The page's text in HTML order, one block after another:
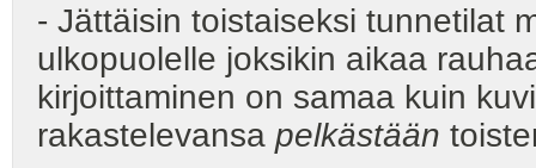
- Jättäisin toistaiseksi tunnetilat
ulkopuolelle joksikin aikaa
kirjoittaminen on samaa kuin
rakastelevansa pelkästään